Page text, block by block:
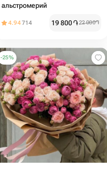
альстромерий
4.94714 19 800֏22 000֏
-25%